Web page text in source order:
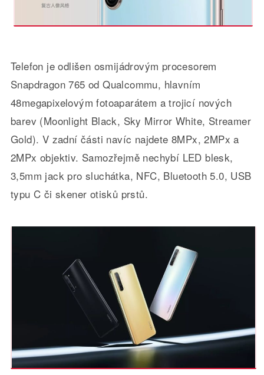
Telefon je odlišen osmijádrovým procesorem
Snapdragon 765 od Qualcommu, hlavním
48megapixelovým fotoaparátem a trojicí nových
barev (Moonlight Black, Sky Mirror White, Streamer
Gold). V zadní části navíc najdete 8MPx, 2MPx a
2MPx objektiv. Samozřejmě nechybí LED blesk,
3,5mm jack pro sluchátka, NFC, Bluetooth 5.0, USB
typu C či skener otisků prstů.